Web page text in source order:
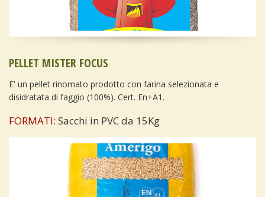
PELLET MISTER FOCUS
E' un pellet rinomato prodotto con farina selezionata e
disidratata di faggio (100%). Cert. En+A1.
FORMATI: Sacchi in PVC da 15Kg